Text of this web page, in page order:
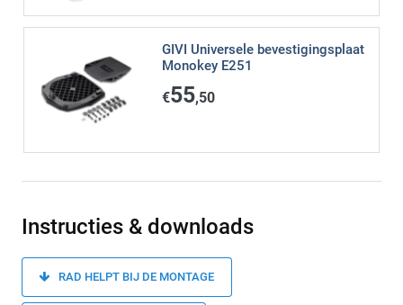
GIVI Universele bevestigingsplaat
Monokey E251
€55,50
Instructies & downloads
RAD HELPT BIJ DE MONTAGE